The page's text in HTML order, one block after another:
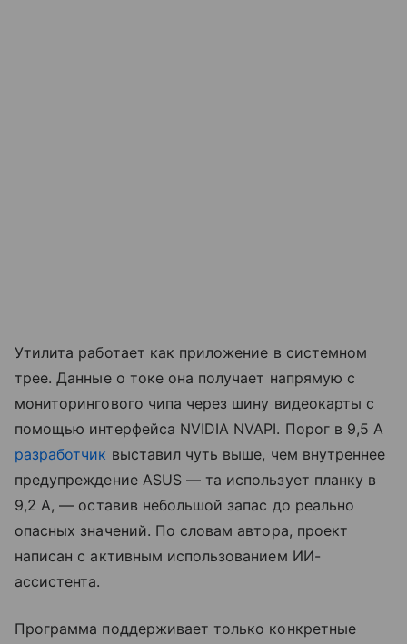
Утилита работает как приложение в системном
трее. Данные о токе она получает напрямую с
мониторингового чипа через шину видеокарты с
помощью интерфейса NVIDIA NVAPI. Порог в 9,5 А
разработчик выставил чуть выше, чем внутреннее
предупреждение ASUS — та использует планку в
9,2 А, — оставив небольшой запас до реально
опасных значений. По словам автора, проект
написан с активным использованием ИИ-
ассистента.
Программа поддерживает только конкретные